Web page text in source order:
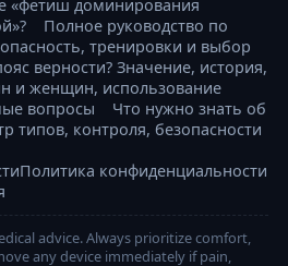
«фетиш доминирования
Полное руководство по
тренировки и выбор
верности? Значение, история,
и женщин, использование
вопросы
Что нужно знать об
типов, контроля, безопасности
Политика конфиденциальности
advice. Always prioritize comfort,
any device immediately if pain,